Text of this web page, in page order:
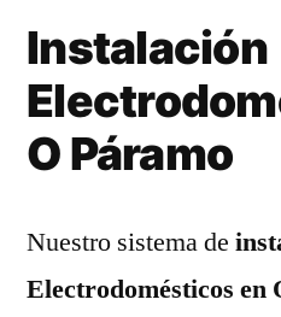
Instalación
O Páramo
Nuestro sistema de
Electrodomésticos en